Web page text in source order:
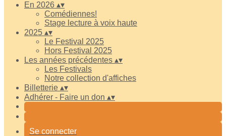
En 2026 ▴▾
Comédiennes!
Stage lecture à voix haute
2025 ▴▾
Le Festival 2025
Hors Festival 2025
Les années précédentes ▴▾
Les Festivals
Notre collection d'affiches
Billetterie ▴▾
Adhérer - Faire un don ▴▾
Se connecter